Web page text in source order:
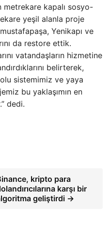
metrekare kapalı sosyo-
yeşil alanla proje
Yenikapı ve
da restore ettik.
vatandaşların hizmetine
belirterek,
sistemimiz ve yaya
bu yaklaşımın en
dedi.
kripto para
karşı bir
geliştirdi →